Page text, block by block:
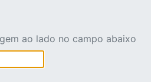
ao lado no campo abaixo